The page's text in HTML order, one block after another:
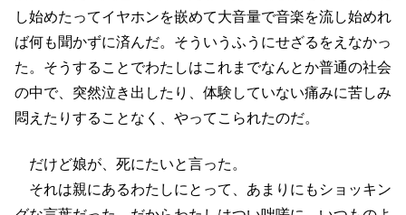
し始めたってイヤホンを嵌めて大音量で音楽を流し始めれ
ば何も聞かずに済んだ。そういうふうにせざるをえなかっ
た。そうすることでわたしはこれまでなんとか普通の社会
の中で、突然泣き出したり、体験していない痛みに苦しみ
悶えたりすることなく、やってこられたのだ。
だけど娘が、死にたいと言った。
それは親にあるわたしにとって、あまりにもショッキン